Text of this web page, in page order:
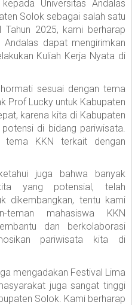
Universitas Andalas
Solok sebagai salah satu
2025, kami berharap
Andalas dapat mengirimkan
Kuliah Kerja Nyata di
sesuai dengan tema
Prof Lucky untuk Kabupaten
karena kita di Kabupaten
di bidang pariwisata.
KKN terkait dengan
juga bahwa banyak
yang potensial, telah
dikembangkan, tentu kami
teman mahasiswa KKN
dan berkolaborasi
pariwisata kita di
mengadakan Festival Lima
juga sangat tinggi
Solok. Kami berharap